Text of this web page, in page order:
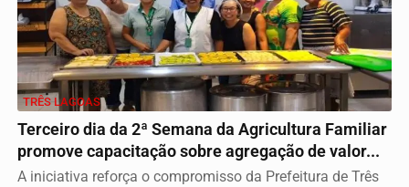
TRÊS LAGOAS
Terceiro dia da 2ª Semana da Agricultura Familiar
promove capacitação sobre agregação de valor...
A iniciativa reforça o compromisso da Prefeitura de Três